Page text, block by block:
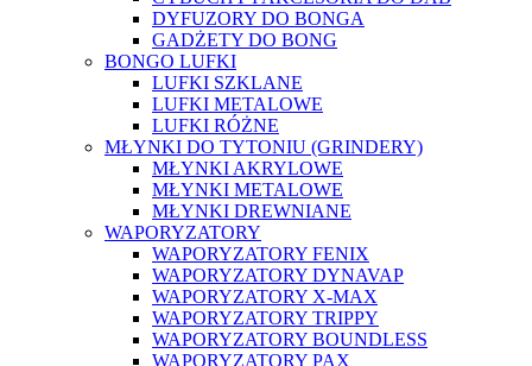
DYFUZORY DO BONGA
GADŻETY DO BONG
BONGO LUFKI
LUFKI SZKLANE
LUFKI METALOWE
LUFKI RÓŻNE
MŁYNKI DO TYTONIU (GRINDERY)
MŁYNKI AKRYLOWE
MŁYNKI METALOWE
MŁYNKI DREWNIANE
WAPORYZATORY
WAPORYZATORY FENIX
WAPORYZATORY DYNAVAP
WAPORYZATORY X-MAX
WAPORYZATORY TRIPPY
WAPORYZATORY BOUNDLESS
WAPORYZATORY PAX